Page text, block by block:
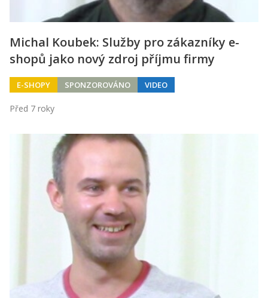
Michal Koubek: Služby pro zákazníky e-
shopů jako nový zdroj příjmu firmy
E-SHOPY SPONZOROVÁNO VIDEO
Před 7 roky